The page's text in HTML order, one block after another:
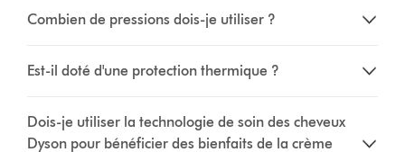
Combien de pressions dois-je utiliser ?
Est-il doté d'une protection thermique ?
Dois-je utiliser la technologie de soin des cheveux
Dyson pour bénéficier des bienfaits de la crème